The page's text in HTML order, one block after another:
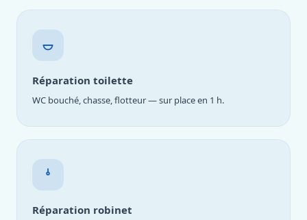
Réparation toilette
WC bouché, chasse, flotteur — sur place en 1 h.
Réparation robinet